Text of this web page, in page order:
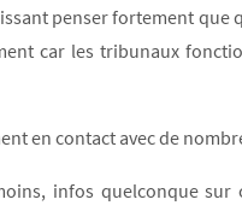
penser fortement que
car les tribunaux
en contact avec de
infos quelconque